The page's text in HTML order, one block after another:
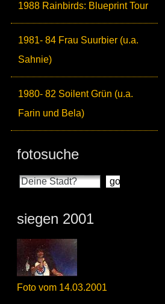
1988 Rainbirds: Blueprint Tour
1981- 84 Frau Suurbier (u.a.
Sahnie)
1980- 82 Soilent Grün (u.a.
Farin und Bela)
fotosuche
siegen 2001
Foto vom 14.03.2001